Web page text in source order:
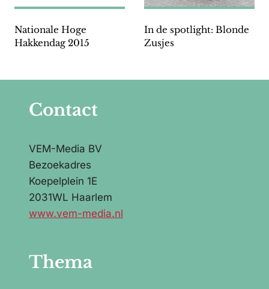
Nationale Hoge
Hakkendag 2015
In de spotlight: Blonde
Zusjes
Contact
VEM-Media BV
Bezoekadres
Koepelplein 1E
2031WL Haarlem
www.vem-media.nl
Thema